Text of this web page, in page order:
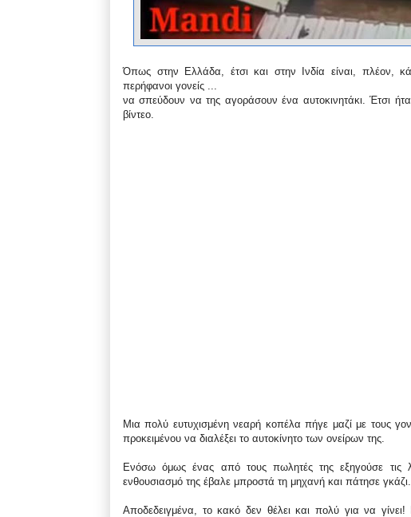
Όπως στην Ελλάδα, έτσι και στην Ινδία είναι, πλέον,
περήφανοι γονείς ...
να σπεύδουν να της αγοράσουν ένα αυτοκινητάκι. Έτσι
βίντεο.
Μια πολύ ευτυχισμένη νεαρή κοπέλα πήγε μαζί με τους
προκειμένου να διαλέξει το αυτοκίνητο των ονείρων της.
Ενόσω όμως ένας από τους πωλητές της εξηγούσε τις
ενθουσιασμό της έβαλε μπροστά τη μηχανή και πάτησε γκάζι.
Αποδεδειγμένα, το κακό δεν θέλει και πολύ για να